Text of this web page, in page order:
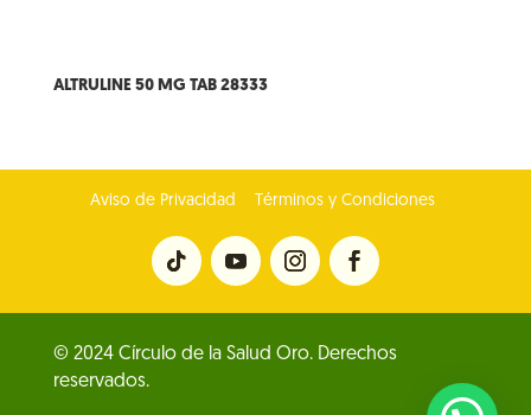
ALTRULINE 50 MG TAB 28333
Aviso de Privacidad Términos y Condiciones
© 2024 Círculo de la Salud Oro. Derechos
reservados.